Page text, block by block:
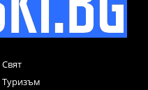
Свят
Туризъм